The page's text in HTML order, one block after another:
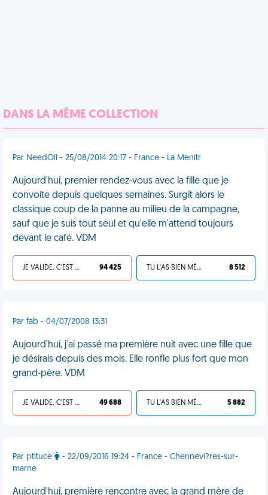
DANS LA MÊME COLLECTION
Par NeedOil - 25/08/2014 20:17 - France - La Menitr
Aujourd'hui, premier rendez-vous avec la fille que je
convoite depuis quelques semaines. Surgit alors le
classique coup de la panne au milieu de la campagne,
sauf que je suis tout seul et qu'elle m'attend toujours
devant le café. VDM
JE VALIDE, C'EST UNE VDM 94 425 TU L'AS BIEN MÉRITÉ 8 512
Par fab - 04/07/2008 13:31
Aujourd'hui, j'ai passé ma première nuit avec une fille que
je désirais depuis des mois. Elle ronfle plus fort que mon
grand-père. VDM
JE VALIDE, C'EST UNE VDM 49 688 TU L'AS BIEN MÉRITÉ 5 882
Par ptituce
- 22/09/2016 19:24 - France - Chennevi?res-sur-
marne
Aujourd'hui, première rencontre avec la grand mère de